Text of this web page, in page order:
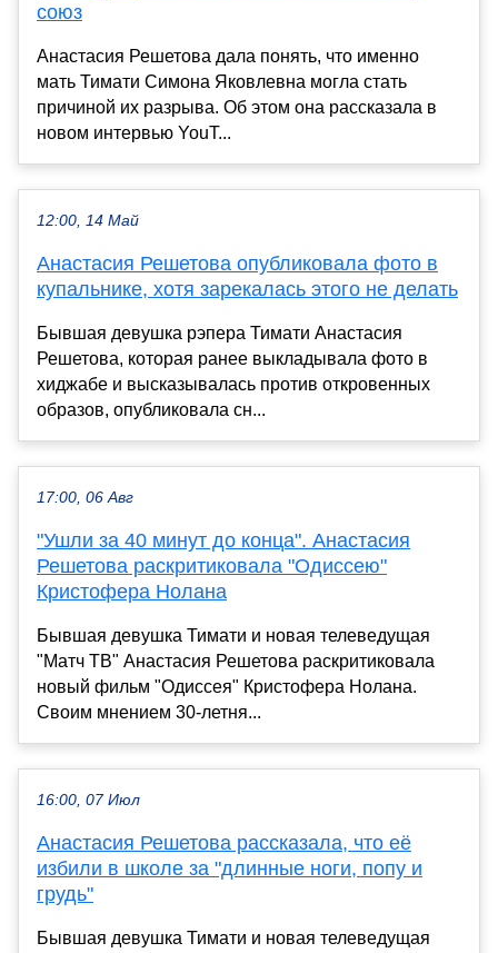
союз
Анастасия Решетова дала понять, что именно
мать Тимати Симона Яковлевна могла стать
причиной их разрыва. Об этом она рассказала в
новом интервью YouT...
12:00, 14 Май
Анастасия Решетова опубликовала фото в
купальнике, хотя зарекалась этого не делать
Бывшая девушка рэпера Тимати Анастасия
Решетова, которая ранее выкладывала фото в
хиджабе и высказывалась против откровенных
образов, опубликовала сн...
17:00, 06 Авг
"Ушли за 40 минут до конца". Анастасия
Решетова раскритиковала "Одиссею"
Кристофера Нолана
Бывшая девушка Тимати и новая телеведущая
"Матч ТВ" Анастасия Решетова раскритиковала
новый фильм "Одиссея" Кристофера Нолана.
Своим мнением 30-летня...
16:00, 07 Июл
Анастасия Решетова рассказала, что её
избили в школе за "длинные ноги, попу и
грудь"
Бывшая девушка Тимати и новая телеведущая